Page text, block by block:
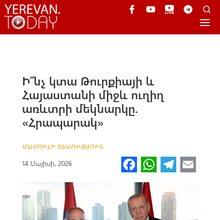
Ի՞նչ կտա Թուրքիայի և
Հայաստանի միջև ուղիղ
առևտրի մեկնարկը.
«Հրապարակ»
ՄԱՄՈՒԼԻ ՏԵՍՈՒԹՅՈՒՆ
14 Մայիսի, 2026 Fa
ce
b
o
W
at
s
Te